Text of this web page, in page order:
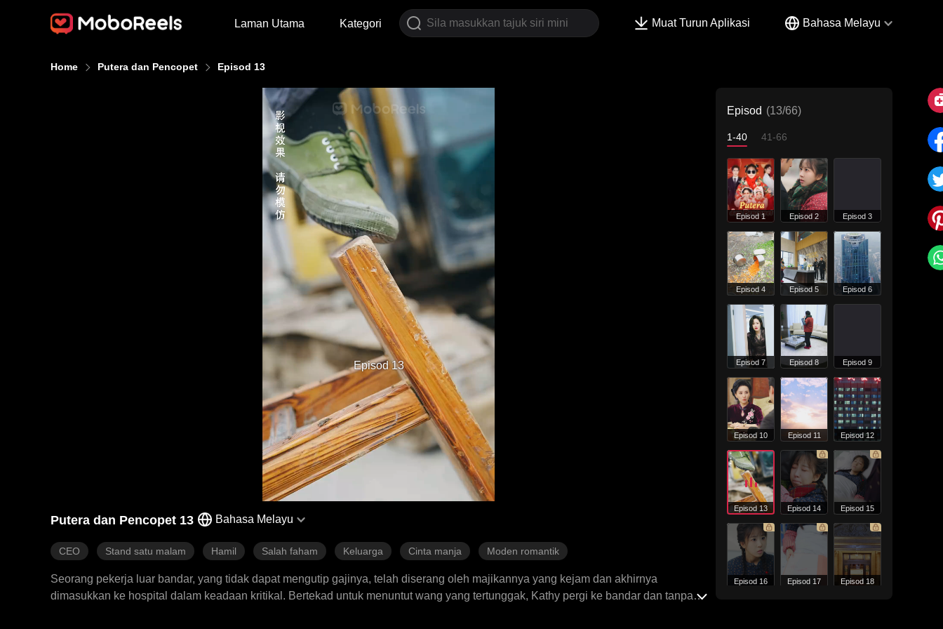
Laman Utama Kategori Muat Turun Aplikasi Bahasa Melayu
Home Putera dan Pencopet Episod 13
Episod 13
Putera dan Pencopet 13 Bahasa Melayu
CEO Stand satu malam Hamil Salah faham Keluarga Cinta manja Moden romantik
Seorang pekerja luar bandar, yang tidak dapat mengutip gajinya, telah diserang oleh majikannya yang kejam dan akhirnya
dimasukkan ke hospital dalam keadaan kritikal. Bertekad untuk menuntut wang yang tertunggak, Kathy pergi ke bandar dan tanpa
Episod (13/66)
1-40 41-66
Episod 1 Episod 2 Episod 3
Episod 4 Episod 5 Episod 6
Episod 7 Episod 8 Episod 9
Episod 10 Episod 11 Episod 12
Episod 13 Episod 14 Episod 15
Episod 16 Episod 17 Episod 18